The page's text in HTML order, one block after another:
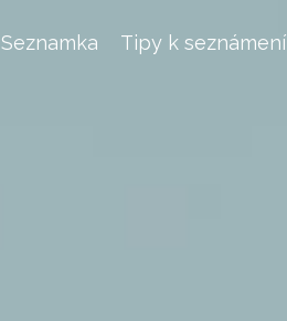
Seznamka Tipy k seznámení